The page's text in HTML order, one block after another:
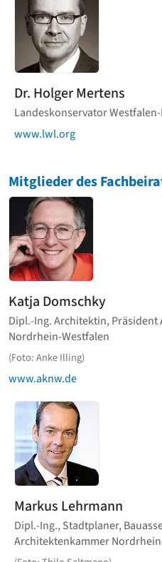
Über baukunst-nrw
Fachbeirat
Freunde & Förderer
Kontakt
Impressum
Datenschutz
Suchbegriff eingeben
Dr. Holger Mertens
Landeskonservator
www.lwl.org
Mitglieder des
Katja Domschky
Dipl.-Ing. Architektin,
Nordrhein-Westfalen
(Foto: Anke Illing)
www.aknw.de
Markus Lehrmann
Dipl.-Ing., Stadtplaner,
Architektenkammer